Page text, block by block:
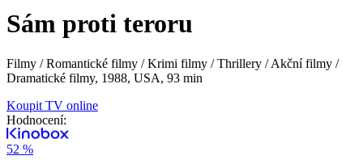
Sám proti teroru
Filmy / Romantické filmy / Krimi filmy / Thrillery / Akční filmy /
Dramatické filmy, 1988, USA, 93 min
Koupit TV online
Hodnocení:
52 %